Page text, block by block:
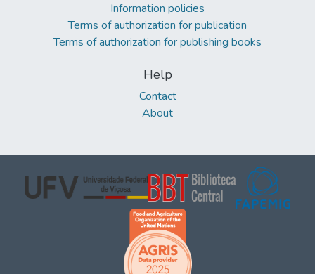
Information policies
Terms of authorization for publication
Terms of authorization for publishing books
Help
Contact
About